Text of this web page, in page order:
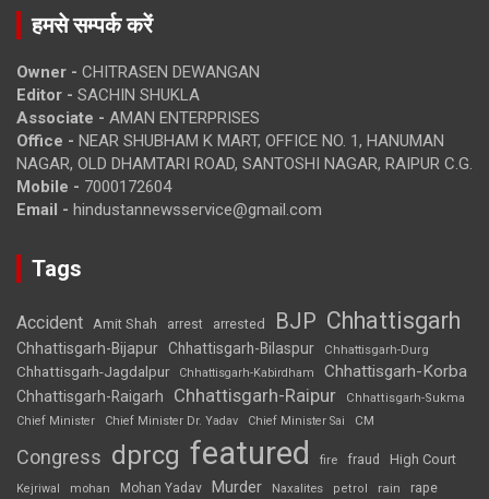
हमसे सम्पर्क करें
Owner - CHITRASEN DEWANGAN
Editor - SACHIN SHUKLA
Associate - AMAN ENTERPRISES
Office - NEAR SHUBHAM K MART, OFFICE NO. 1, HANUMAN
NAGAR, OLD DHAMTARI ROAD, SANTOSHI NAGAR, RAIPUR C.G.
Mobile - 7000172604
Email - hindustannewsservice@gmail.com
Tags
Accident Amit Shah arrest arrested BJP Chhattisgarh
Chhattisgarh-Bijapur Chhattisgarh-Bilaspur Chhattisgarh-Durg
Chhattisgarh-Jagdalpur Chhattisgarh-Kabirdham Chhattisgarh-Korba
Chhattisgarh-Raigarh Chhattisgarh-Raipur
Chhattisgarh-Sukma
Chief Minister
Chief Minister Dr. Yadav Chief Minister Sai CM
Congress dprcg featured fire fraud High Court
Kejriwal mohan Mohan Yadav Murder Naxalites petrol rain rape